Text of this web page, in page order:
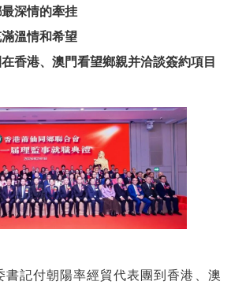
深情的牽挂
溫情和希望
香港、澳門看望鄉親并洽談簽約項目
記付朝陽率經貿代表團到香港、澳